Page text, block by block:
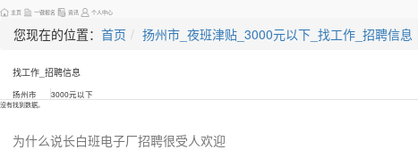
主页 一键报名 资讯 个人中心
您现在的位置： 首页 扬州市_夜班津贴_3000元以下_找工作_招聘信息
找工作_招聘信息
扬州市 3000元以下
没有找到数据。
为什么说长白班电子厂招聘很受人欢迎